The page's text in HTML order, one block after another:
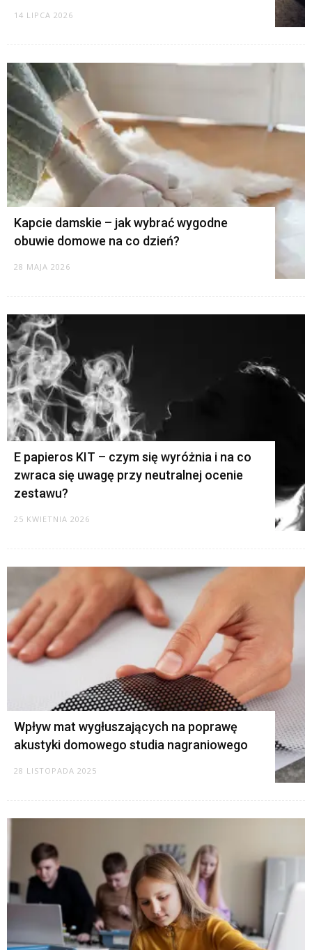
14 LIPCA 2026
Kapcie damskie – jak wybrać wygodne
obuwie domowe na co dzień?
28 MAJA 2026
E papieros KIT – czym się wyróżnia i na co
zwraca się uwagę przy neutralnej ocenie
zestawu?
25 KWIETNIA 2026
Wpływ mat wygłuszających na poprawę
akustyki domowego studia nagraniowego
28 LISTOPADA 2025